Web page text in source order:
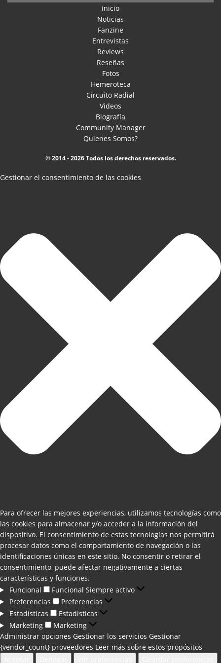
inicio
Noticias
Fanzine
Entrevistas
Reviews
Reseñas
Fotos
Hemeroteca
Circuito Radial
Videos
Biografía
Community Manager
Quienes Somos?
© 2014 - 2026 Todos los derechos reservados.
Gestionar el consentimiento de las cookies
Para ofrecer las mejores experiencias, utilizamos tecnologías como
las cookies para almacenar y/o acceder a la información del
dispositivo. El consentimiento de estas tecnologías nos permitirá
procesar datos como el comportamiento de navegación o las
identificaciones únicas en este sitio. No consentir o retirar el
consentimiento, puede afectar negativamente a ciertas
características y funciones.
Funcional
Funcional Siempre activo
Preferencias
Preferencias
Estadísticas
Estadísticas
Marketing
Marketing
Administrar opciones Gestionar los servicios Gestionar
{vendor_count} proveedores Leer más sobre estos propósitos